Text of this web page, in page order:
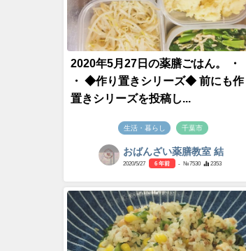
2020年5月27日の薬膳ごはん。 ・
・ ◆作り置きシリーズ◆ 前にも作
置きシリーズを投稿し...
生活・暮らし 千葉市
おばんざい薬膳教室 結
2020/5/27 6 年前 - №7530 2353